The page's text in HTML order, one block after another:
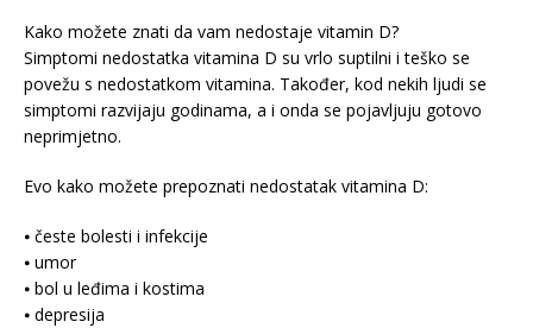
Kako možete znati da vam nedostaje vitamin D?
Simptomi nedostatka vitamina D su vrlo suptilni i teško se
povežu s nedostatkom vitamina. Također, kod nekih ljudi se
simptomi razvijaju godinama, a i onda se pojavljuju gotovo
neprimjetno.
Evo kako možete prepoznati nedostatak vitamina D:
⦁ česte bolesti i infekcije
⦁ umor
⦁ bol u leđima i kostima
⦁ depresija